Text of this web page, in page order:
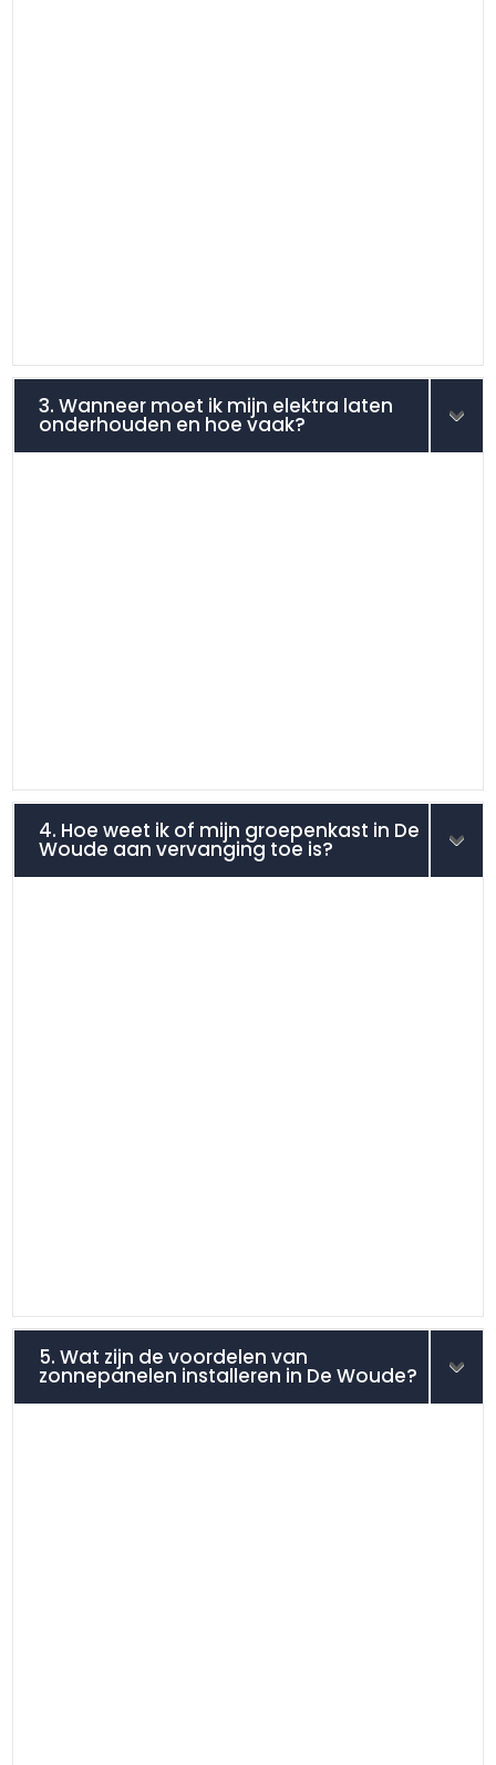
3. Wanneer moet ik mijn elektra laten
onderhouden en hoe vaak?
4. Hoe weet ik of mijn groepenkast in De
Woude aan vervanging toe is?
5. Wat zijn de voordelen van
zonnepanelen installeren in De Woude?